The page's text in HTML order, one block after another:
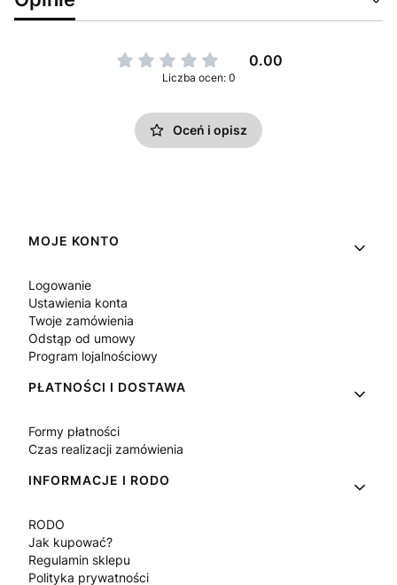
0.00
Liczba ocen: 0
Oceń i opisz
Linki w stopce
MOJE KONTO
Logowanie
Ustawienia konta
Twoje zamówienia
Odstąp od umowy
Program lojalnościowy
PŁATNOŚCI I DOSTAWA
Formy płatności
Czas realizacji zamówienia
INFORMACJE I RODO
RODO
Jak kupować?
Regulamin sklepu
Polityka prywatności